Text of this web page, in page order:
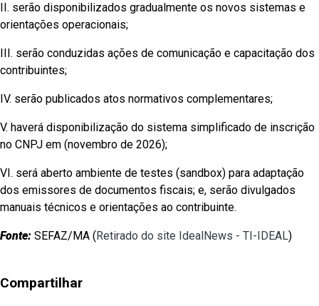
II. serão disponibilizados gradualmente os novos sistemas e
orientações operacionais;
III. serão conduzidas ações de comunicação e capacitação dos
contribuintes;
IV. serão publicados atos normativos complementares;
V. haverá disponibilização do sistema simplificado de inscrição
no CNPJ em (novembro de 2026);
VI. será aberto ambiente de testes (sandbox) para adaptação
dos emissores de documentos fiscais; e, serão divulgados
manuais técnicos e orientações ao contribuinte.
Fonte: SEFAZ/MA (Retirado do site IdealNews - TI-IDEAL)
Compartilhar